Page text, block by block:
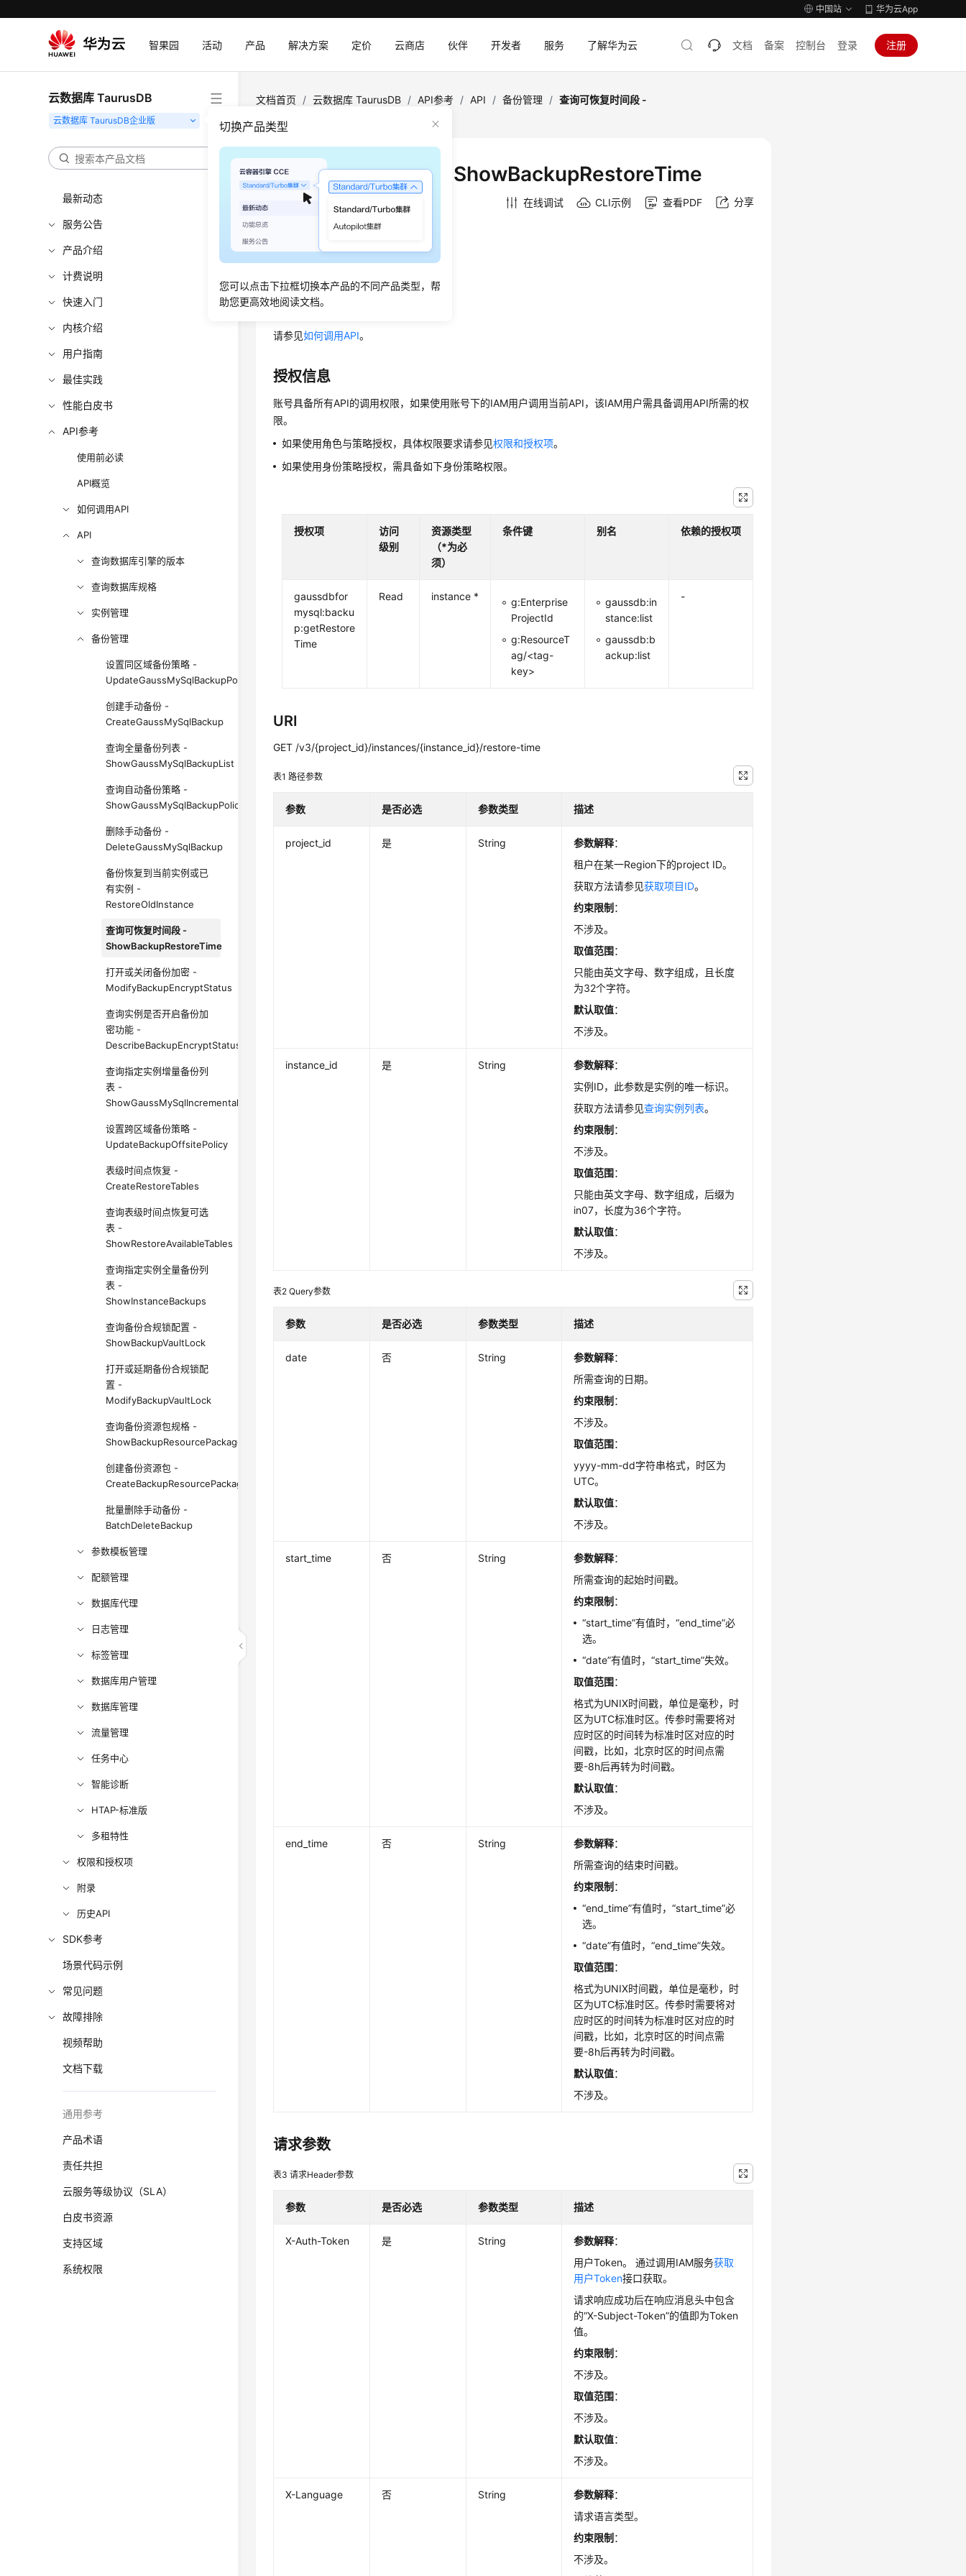
中国站 华为云App
智果园 活动 产品 解决方案 定价 云商店 伙伴 开发者 服务 了解华为云 文档 备案 控制台 登录 注册
云数据库 TaurusDB
切换产品类型
您可以点击下拉框切换本产品的不同产品类型，帮
助您更高效地阅读文档。
最新动态
服务公告
产品介绍
计费说明
快速入门
内核介绍
用户指南
最佳实践
性能白皮书
API参考
使用前必读
API概览
如何调用API
API
查询数据库引擎的版本
查询数据库规格
实例管理
备份管理
设置同区域备份策略 -
UpdateGaussMySqlBackupPolicy
创建手动备份 -
CreateGaussMySqlBackup
查询全量备份列表 -
ShowGaussMySqlBackupList
查询自动备份策略 -
ShowGaussMySqlBackupPolicy
删除手动备份 -
DeleteGaussMySqlBackup
备份恢复到当前实例或已
有实例 -
RestoreOldInstance
查询可恢复时间段 -
ShowBackupRestoreTime
打开或关闭备份加密 -
ModifyBackupEncryptStatus
查询实例是否开启备份加
密功能 -
DescribeBackupEncryptStatus
查询指定实例增量备份列
表 -
ShowGaussMySqlIncrementalBackupList
设置跨区域备份策略 -
UpdateBackupOffsitePolicy
表级时间点恢复 -
CreateRestoreTables
查询表级时间点恢复可选
表 -
ShowRestoreAvailableTables
查询指定实例全量备份列
表 -
ShowInstanceBackups
查询备份合规锁配置 -
ShowBackupVaultLock
打开或延期备份合规锁配
置 -
ModifyBackupVaultLock
查询备份资源包规格 -
ShowBackupResourcePackageFlavors
创建备份资源包 -
CreateBackupResourcePackage
批量删除手动备份 -
BatchDeleteBackup
参数模板管理
配额管理
数据库代理
日志管理
标签管理
数据库用户管理
数据库管理
流量管理
任务中心
智能诊断
HTAP-标准版
多租特性
权限和授权项
附录
历史API
SDK参考
场景代码示例
常见问题
故障排除
视频帮助
文档下载
通用参考
产品术语
责任共担
云服务等级协议（SLA）
白皮书资源
支持区域
系统权限
文档首页 / 云数据库 TaurusDB / API参考 / API / 备份管理 / 查询可恢复时间段 -
查询可恢复时间段 - ShowBackupRestoreTime
更新时间： 在线调试 CLI示例 查看PDF 分享
调用方法
请参见如何调用API。
授权信息
账号具备所有API的调用权限，如果使用账号下的IAM用户调用当前API，该IAM用户需具备调用API所需的权
限。
如果使用角色与策略授权，具体权限要求请参见权限和授权项。
如果使用身份策略授权，需具备如下身份策略权限。
授权项
访问
级别
资源类型
（*为必
须）
条件键 别名 依赖的授权项
gaussdbfor
mysql:backu
p:getRestore
Time
Read instance *
g:Enterprise
ProjectId
g:ResourceT
ag/<tag-
key>
gaussdb:in
stance:list
gaussdb:b
ackup:list
-
URI
GET /v3/{project_id}/instances/{instance_id}/restore-time
表1路径参数
参数 是否必选 参数类型 描述
project_id 是 String 参数解释：
租户在某一Region下的project ID。
获取方法请参见获取项目ID。
约束限制 ：
不涉及。
取值范围：
只能由英文字母、数字组成，且长度
为32个字符。
默认取值：
不涉及。
instance_id 是 String 参数解释：
实例ID，此参数是实例的唯一标识。
获取方法请参见查询实例列表。
约束限制 ：
不涉及。
取值范围：
只能由英文字母、数字组成，后缀为
in07，长度为36个字符。
默认取值：
不涉及。
表2Query参数
参数 是否必选 参数类型 描述
date 否 String 参数解释：
所需查询的日期。
约束限制 ：
不涉及。
取值范围：
yyyy-mm-dd字符串格式，时区为
UTC。
默认取值：
不涉及。
start_time 否 String 参数解释：
所需查询的起始时间戳。
约束限制 ：
“start_time”有值时，“end_time”必
选。
“date”有值时，“start_time”失效。
取值范围：
格式为UNIX时间戳，单位是毫秒，时
区为UTC标准时区。传参时需要将对
应时区的时间转为标准时区对应的时
间戳，比如，北京时区的时间点需
要-8h后再转为时间戳。
默认取值：
不涉及。
end_time 否 String 参数解释：
所需查询的结束时间戳。
约束限制 ：
“end_time”有值时，“start_time”必
选。
“date”有值时，“end_time”失效。
取值范围：
格式为UNIX时间戳，单位是毫秒，时
区为UTC标准时区。传参时需要将对
应时区的时间转为标准时区对应的时
间戳，比如，北京时区的时间点需
要-8h后再转为时间戳。
默认取值：
不涉及。
请求参数
表3请求Header参数
参数 是否必选 参数类型 描述
X-Auth-Token 是 String 参数解释：
用户Token。 通过调用IAM服务获取
用户Token接口获取。
请求响应成功后在响应消息头中包含
的“X-Subject-Token”的值即为Token
值。
约束限制 ：
不涉及。
取值范围：
不涉及。
默认取值：
不涉及。
X-Language 否 String 参数解释：
请求语言类型。
约束限制 ：
不涉及。